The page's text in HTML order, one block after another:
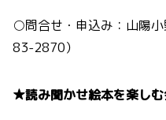
○問合せ・申込み：山陽
83-2870）
★読み聞かせ絵本を楽し